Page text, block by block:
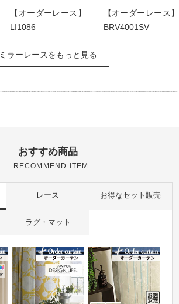
【オーダーレース】
LI1086
【オーダーレース】
BRV4001SV
ミラーレースをもっと見る
おすすめ商品
RECOMMEND ITEM
レース お得なセット販売
ラグ・マット